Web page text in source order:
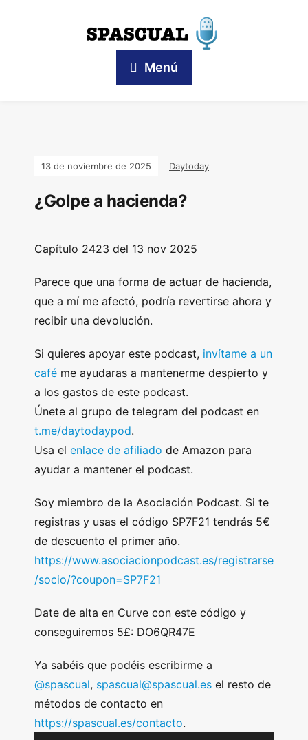
Menú
13 de noviembre de 2025 Daytoday
¿Golpe a hacienda?
Capítulo 2423 del 13 nov 2025
Parece que una forma de actuar de hacienda,
que a mí me afectó, podría revertirse ahora y
recibir una devolución.
Si quieres apoyar este podcast, invítame a un
café me ayudaras a mantenerme despierto y
a los gastos de este podcast.
Únete al grupo de telegram del podcast en
t.me/daytodaypod.
Usa el enlace de afiliado de Amazon para
ayudar a mantener el podcast.
Soy miembro de la Asociación Podcast. Si te
registras y usas el código SP7F21 tendrás 5€
de descuento el primer año.
https://www.asociacionpodcast.es/registrarse
/socio/?coupon=SP7F21
Date de alta en Curve con este código y
conseguiremos 5£: DO6QR47E
Ya sabéis que podéis escribirme a
@spascual, spascual@spascual.es el resto de
métodos de contacto en
https://spascual.es/contacto.